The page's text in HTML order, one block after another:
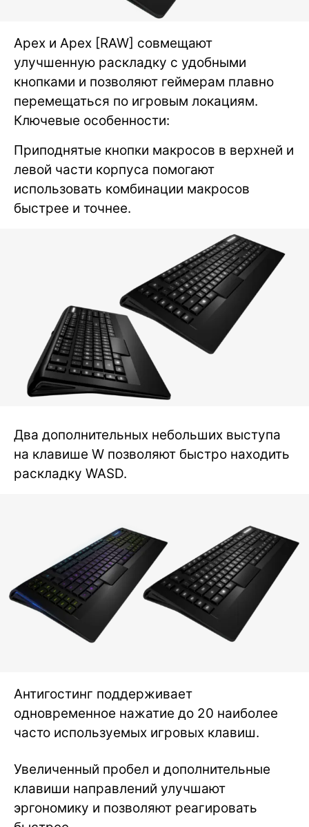
Apex и Apex [RAW] совмещают
улучшенную раскладку с удобными
кнопками и позволяют геймерам плавно
перемещаться по игровым локациям.
Ключевые особенности:
Приподнятые кнопки макросов в верхней и
левой части корпуса помогают
использовать комбинации макросов
быстрее и точнее.
Два дополнительных небольших выступа
на клавише W позволяют быстро находить
раскладку WASD.
Антигостинг поддерживает
одновременное нажатие до 20 наиболее
часто используемых игровых клавиш.
Увеличенный пробел и дополнительные
клавиши направлений улучшают
эргономику и позволяют реагировать